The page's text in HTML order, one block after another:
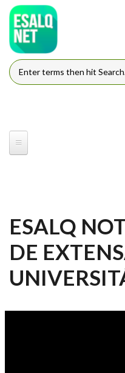
Pular para o conteúdo principal
FORMULÁRIO
ESALQ
DE